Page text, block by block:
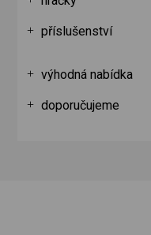
příslušenství
výhodná nabídka
doporučujeme